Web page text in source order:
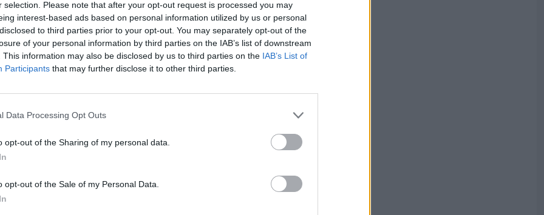
selection. Please note that after your opt-out request is processed you may
interest-based ads based on personal information utilized by us or personal
to third parties prior to your opt-out. You may separately opt-out of the
of your personal information by third parties on the IAB’s list of downstream
This information may also be disclosed by us to third parties on the IAB’s List of
Participants that may further disclose it to other third parties.
Data Processing Opt Outs
opt-out of the Sharing of my personal data.
opt-out of the Sale of my Personal Data.
vállalkozást jelent, a tavalyi 592-höz
is tapasztalható, de az országos átlag
megyében nőtt leginkább a
első kilenc hónapjában 59.056 vállalkozást
cégjegyzékből Romániában, 23,41 százalékkal